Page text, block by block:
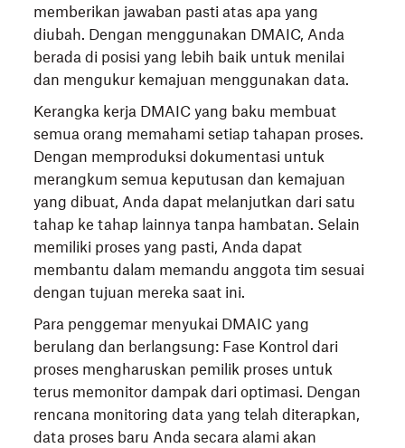
memberikan jawaban pasti atas apa yang
diubah. Dengan menggunakan DMAIC, Anda
berada di posisi yang lebih baik untuk menilai
dan mengukur kemajuan menggunakan data.
Kerangka kerja DMAIC yang baku membuat
semua orang memahami setiap tahapan proses.
Dengan memproduksi dokumentasi untuk
merangkum semua keputusan dan kemajuan
yang dibuat, Anda dapat melanjutkan dari satu
tahap ke tahap lainnya tanpa hambatan. Selain
memiliki proses yang pasti, Anda dapat
membantu dalam memandu anggota tim sesuai
dengan tujuan mereka saat ini.
Para penggemar menyukai DMAIC yang
berulang dan berlangsung: Fase Kontrol dari
proses mengharuskan pemilik proses untuk
terus memonitor dampak dari optimasi. Dengan
rencana monitoring data yang telah diterapkan,
data proses baru Anda secara alami akan